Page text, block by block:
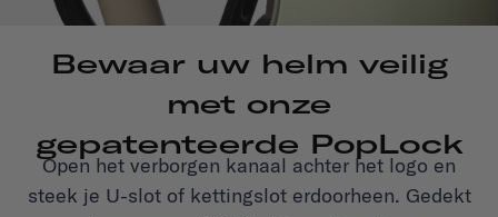
Bewaar uw helm veilig
met onze
gepatenteerde PopLock
Open het verborgen kanaal achter het logo en
steek je U-slot of kettingslot erdoorheen. Gedekt